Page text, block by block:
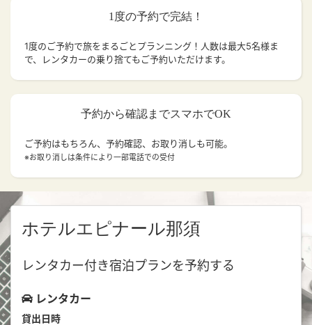
1度の予約で完結！
1度のご予約で旅をまるごとプランニング！人数は最大5名様ま
で、レンタカーの乗り捨てもご予約いただけます。
予約から確認までスマホでOK
ご予約はもちろん、予約確認、お取り消しも可能。
※お取り消しは条件により一部電話での受付
ホテルエピナール那須
レンタカー付き宿泊プランを予約する
レンタカー
貸出日時